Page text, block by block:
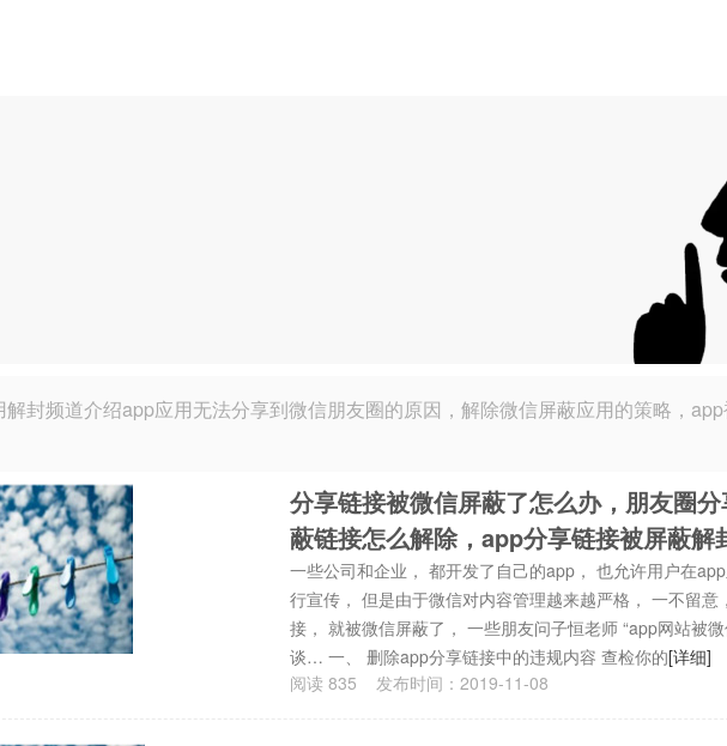
解封频道介绍app应用无法分享到微信朋友圈的原因，解除微信屏蔽应用的策略，
分享链接被微信屏蔽了怎么办，朋友圈
蔽链接怎么解除，app分享链接被屏蔽解
一些公司和企业， 都开发了自己的app， 也允许用户在
行宣传， 但是由于微信对内容管理越来越严格， 一不留
接， 就被微信屏蔽了， 一些朋友问子恒老师 “app网站被
谈… 一、 删除app分享链接中的违规内容 查检你的[详细]
阅读835 发布时间：2019-11-08